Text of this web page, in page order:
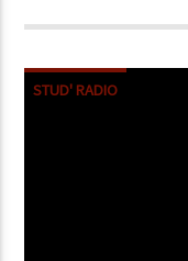
STUD' RADIO